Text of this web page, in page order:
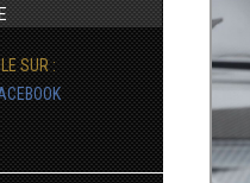
SUR :